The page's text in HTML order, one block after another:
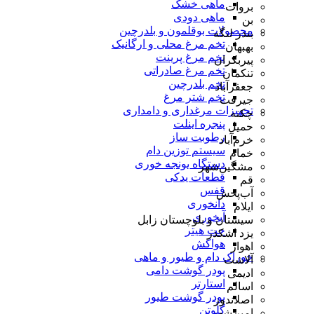
ماهی خشک
ماهی دودی
محصولات بوقلمون و بلدرچین
تخم مرغ محلی و ارگانیک
تخم مرغ پرینت
تخم مرغ صادراتی
تخم بلدرچین
تخم شتر مرغ
تجهیزات مرغداری و دامداری
پنجره اینلت
رطوبت ساز
سیستم توزین دام
دستگاه یونجه خوری
قطعات یدکی
قفس
دانخوری
آبخوری
جت هیتر
هواکش
خوراک دام و طیور و ماهی
پودر گوشت دامی
استارتر
پودر گوشت طیور
گلوتن
بروات
بن
بندر لنگه
بهبهان
پیربکران
تنکمان
جعفرآباد
جیرفت
چکنه
حمیل
خرم‌آباد
خمام
مشگین‌شهر
قم
آب‌پخش
ایلام
سیستان و بلوچستان زابل
یزد اشکذر
اهواز
آلاشت
ادیمی
اسالم
اصلاندوز